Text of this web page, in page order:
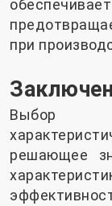
при
Выбор
решающее